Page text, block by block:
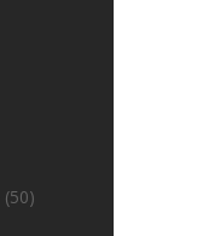
(50)